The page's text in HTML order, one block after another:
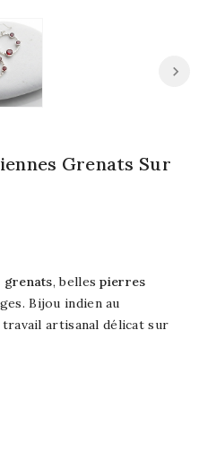
Grenats Sur
grenats, bellespierres
Bijou indien au
artisanal délicat sur